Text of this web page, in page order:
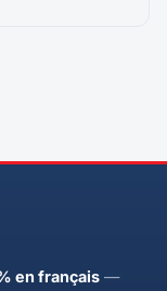
en français —